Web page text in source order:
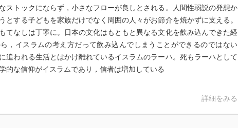
ストックにならず，小さなフローが良しとされる。人間性弱説の発想か
とする子どもを家族だけでなく周囲の人々がお節介を焼かずに支える。
てなしは丁寧に。日本の文化はもともと異なる文化を飲み込んできた経
，イスラムの考え方だって飲み込んでしまうことができるのではない
追われる生活とはかけ離れているイスラムのラーハ。死もラーハとして
的な信仰がイスラムであり，信者は増加している
詳細をみる